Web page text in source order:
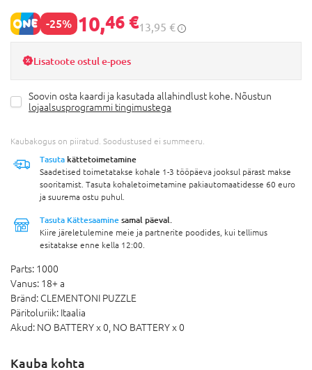
-25% 10,46 €13,95 €
Lisatoote ostul e-poes
Soovin osta kaardi ja kasutada allahindlust kohe. Nõustun
lojaalsusprogrammi tingimustega
Kaubakogus on piiratud. Soodustused ei summeeru.
Tasuta kättetoimetamine
Saadetised toimetatakse kohale 1-3 tööpäeva jooksul pärast makse
sooritamist. Tasuta kohaletoimetamine pakiautomaatidesse 60 euro
ja suurema ostu puhul.
Tasuta Kättesaamine samal päeval.
Kiire järeletulemine meie ja partnerite poodides, kui tellimus
esitatakse enne kella 12:00.
Parts: 1000
Vanus: 18+ a
Bränd: CLEMENTONI PUZZLE
Päritoluriik: Itaalia
Akud: NO BATTERY x 0, NO BATTERY x 0
Kauba kohta